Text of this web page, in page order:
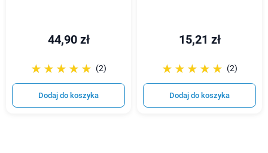
44,90 zł
☆☆☆☆☆
★★★★★ (2)
Dodaj do koszyka
15,21 zł
☆☆☆☆☆
★★★★★ (2)
Dodaj do koszyka